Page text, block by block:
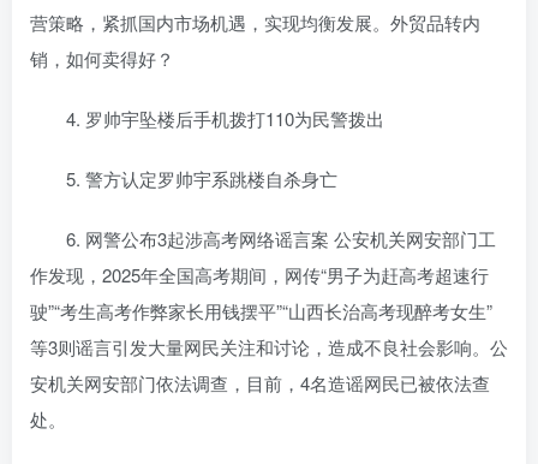
营策略，紧抓国内市场机遇，实现均衡发展。外贸品转内
销，如何卖得好？
4. 罗帅宇坠楼后手机拨打110为民警拨出
5. 警方认定罗帅宇系跳楼自杀身亡
6. 网警公布3起涉高考网络谣言案 公安机关网安部门工
作发现，2025年全国高考期间，网传“男子为赶高考超速行
驶”“考生高考作弊家长用钱摆平”“山西长治高考现醉考女生”
等3则谣言引发大量网民关注和讨论，造成不良社会影响。公
安机关网安部门依法调查，目前，4名造谣网民已被依法查
处。